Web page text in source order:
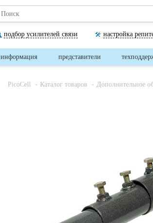
подбор усилителей связи настройка
информация представители
PicoCell Каталог товаров Дополнительное